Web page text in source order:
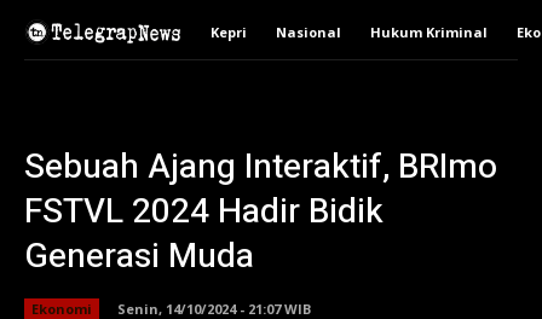
Kepri Nasional Hukum Kriminal
Sebuah Ajang Interaktif, BRImo
FSTVL 2024 Hadir Bidik
Generasi Muda
Ekonomi Senin, 14/10/2024 - 21:07 WIB